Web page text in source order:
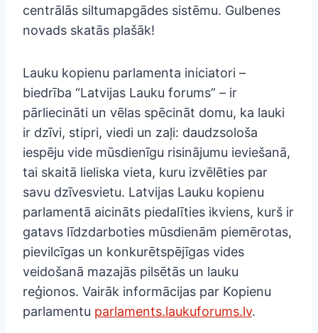
centrālās siltumapgādes sistēmu. Gulbenes
novads skatās plašāk!
Lauku kopienu parlamenta iniciatori –
biedrība “Latvijas Lauku forums” – ir
pārliecināti un vēlas spēcināt domu, ka lauki
ir dzīvi, stipri, viedi un zaļi: daudzsološa
iespēju vide mūsdienīgu risinājumu ieviešanā,
tai skaitā lieliska vieta, kuru izvēlēties par
savu dzīvesvietu. Latvijas Lauku kopienu
parlamentā aicināts piedalīties ikviens, kurš ir
gatavs līdzdarboties mūsdienām piemērotas,
pievilcīgas un konkurētspējīgas vides
veidošanā mazajās pilsētās un lauku
reģionos. Vairāk informācijas par Kopienu
parlamentu parlaments.laukuforums.lv.